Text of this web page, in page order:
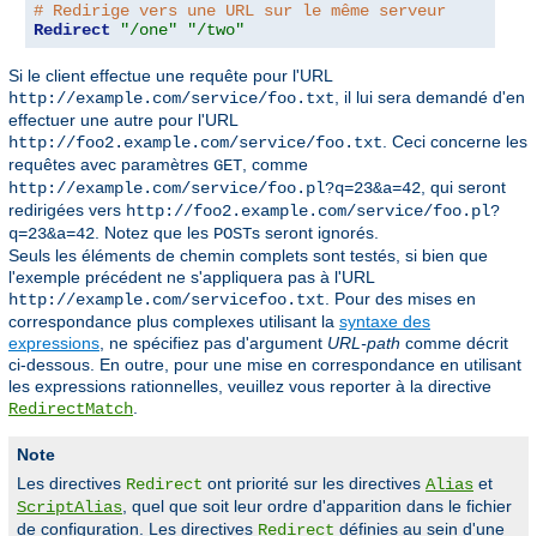
# Redirige vers une URL sur le même serveur
Redirect
"/one" "/two"
Si le client effectue une requête pour l'URL
http://example.com/service/foo.txt , il lui sera demandé d'en
effectuer une autre pour l'URL
http://foo2.example.com/service/foo.txt . Ceci concerne les
requêtes avec paramètres GET , comme
http://example.com/service/foo.pl?q=23&a=42 , qui seront
redirigées vers http://foo2.example.com/service/foo.pl?
q=23&a=42 . Notez que les POSTs seront ignorés.
Seuls les éléments de chemin complets sont testés, si bien que
l'exemple précédent ne s'appliquera pas à l'URL
http://example.com/servicefoo.txt . Pour des mises en
correspondance plus complexes utilisant la syntaxe des
expressions , ne spécifiez pas d'argument URL-path comme décrit
ci-dessous. En outre, pour une mise en correspondance en utilisant
les expressions rationnelles, veuillez vous reporter à la directive
RedirectMatch
Note
Les directives Redirect ont priorité sur les directives Alias et
ScriptAlias , quel que soit leur ordre d'apparition dans le fichier
de configuration. Les directives Redirect définies au sein d'une